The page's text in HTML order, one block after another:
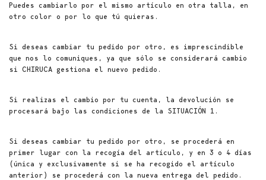
Puedes cambiarlo por el mismo artículo en otra talla, en
otro color o por lo que tú quieras.
Si deseas cambiar tu pedido por otro, es imprescindible
que nos lo comuniques, ya que sólo se considerará cambio
si CHIRUCA gestiona el nuevo pedido.
Si realizas el cambio por tu cuenta, la devolución se
procesará bajo las condiciones de la SITUACIÓN 1.
Si deseas cambiar tu pedido por otro, se procederá en
primer lugar con la recogía del artículo, y en 3 o 4 días
(única y exclusivamente si se ha recogido el artículo
anterior) se procederá con la nueva entrega del pedido.